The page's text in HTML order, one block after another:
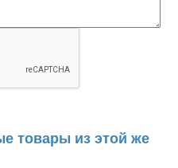
товары из этой же